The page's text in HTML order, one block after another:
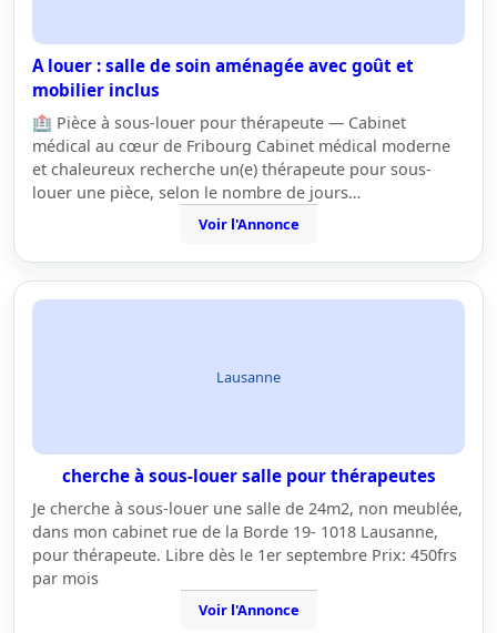
A louer : salle de soin aménagée avec goût et
mobilier inclus
🏥 Pièce à sous-louer pour thérapeute — Cabinet
médical au cœur de Fribourg Cabinet médical moderne
et chaleureux recherche un(e) thérapeute pour sous-
louer une pièce, selon le nombre de jours…
Voir l'Annonce
Lausanne
cherche à sous-louer salle pour thérapeutes
Je cherche à sous-louer une salle de 24m2, non meublée,
dans mon cabinet rue de la Borde 19- 1018 Lausanne,
pour thérapeute. Libre dès le 1er septembre Prix: 450frs
par mois
Voir l'Annonce